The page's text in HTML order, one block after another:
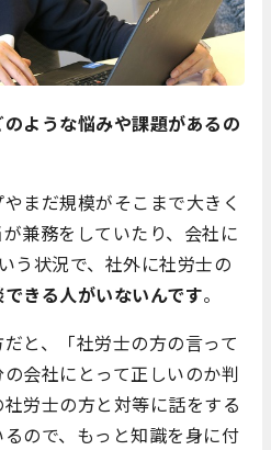
ような悩みや課題があるの
やまだ規模がそこまで大きく
兼務をしていたり、会社に
う状況で、社外に社労士の
きる人がいないんです。
と、「社労士の方の言って
会社にとって正しいのか判
労士の方と対等に話をする
ので、もっと知識を身に付